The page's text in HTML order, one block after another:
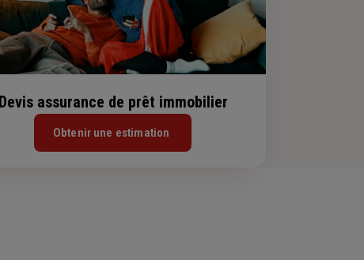
Devis assurance de prêt immobilier
Obtenir une estimation